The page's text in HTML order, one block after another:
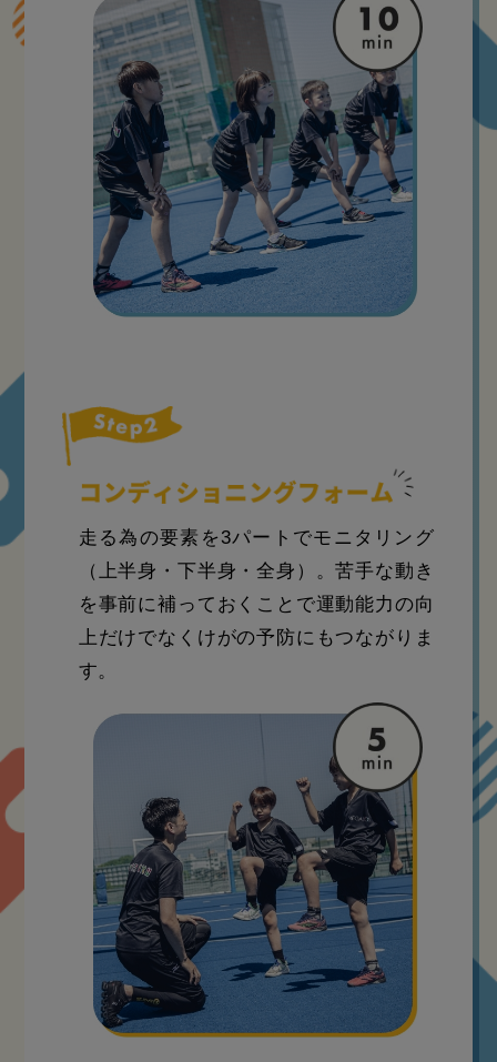
走る為の要素を3パートでモニタリング
（上半身・下半身・全身）。苦手な動き
を事前に補っておくことで運動能力の向
上だけでなくけがの予防にもつながりま
す。